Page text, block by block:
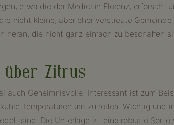
etwa die der Medici in Florenz, erforscht
nicht kleine, aber eher verstreute
die nicht ganz einfach zu beschaffen
über Zitrus
Geheimnisvolle: Interessant ist zum
Temperaturen um zu reifen. Wichtig
sind. Die Unterlage ist eine robuste